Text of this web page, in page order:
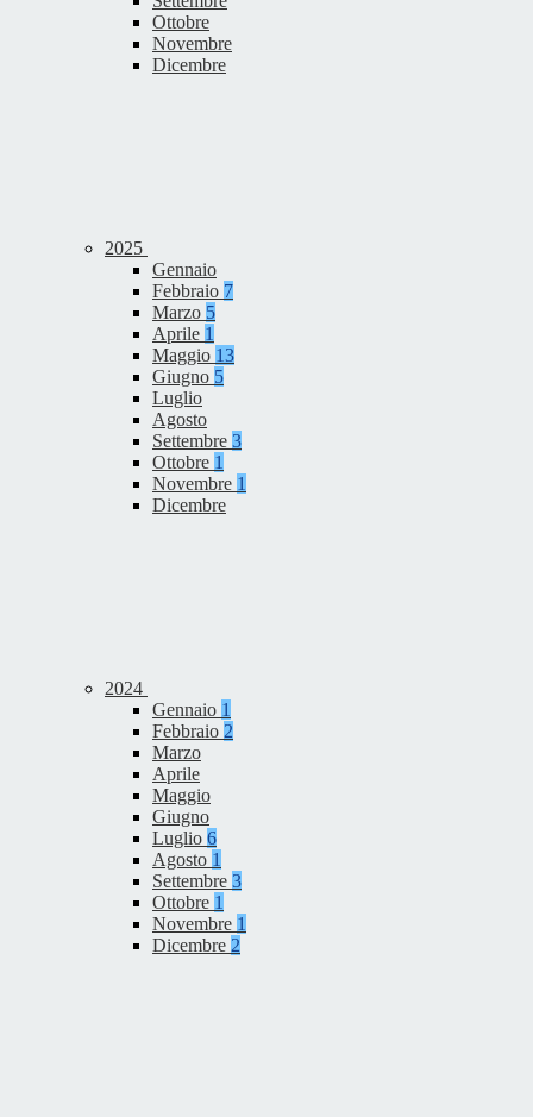
Ottobre
Novembre
Dicembre
2025
Gennaio
Febbraio 7
Marzo 5
Aprile 1
Maggio 13
Giugno 5
Luglio
Agosto
Settembre 3
Ottobre 1
Novembre 1
Dicembre
2024
Gennaio 1
Febbraio 2
Marzo
Aprile
Maggio
Giugno
Luglio 6
Agosto 1
Settembre 3
Ottobre 1
Novembre 1
Dicembre 2